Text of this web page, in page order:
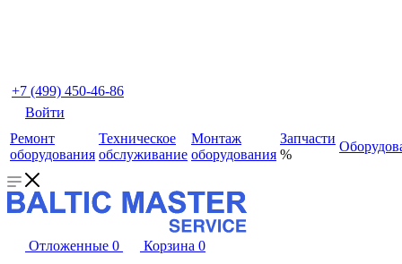
+7 (499) 450-46-86
Войти
Ремонт
оборудования
Техническое
обслуживание
Монтаж
оборудования
Запчасти
%
Отложенные 0 Корзина 0